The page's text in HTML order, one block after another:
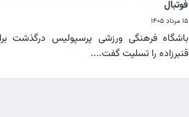
فوتبال
۱۵ مرداد ۱۴۰۵
باشگاه فرهنگی ورزشی پرسپولیس درگذشت
قنبرزاده را تسلیت گفت....